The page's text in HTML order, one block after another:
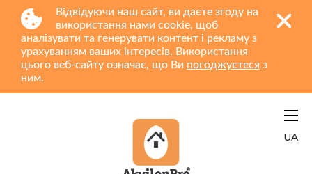
Відвідуючи наш сайт, ви даєте згоду на
використання нами cookie, щоб
аналізувати та генерувати контент і рекламу з
урахуванням ваших інтересів. Використання
цього веб-сайту означає, що Ви погоджуєтеся з
ним.
UA